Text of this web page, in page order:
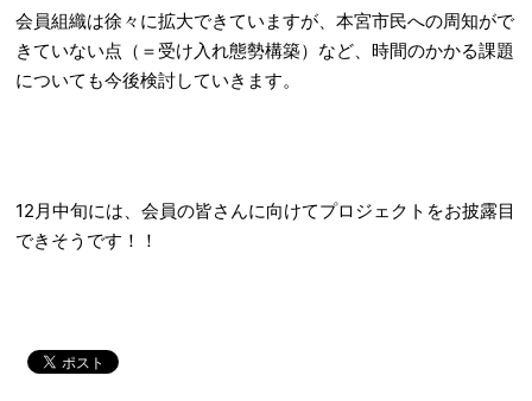
会員組織は徐々に拡大できていますが、本宮市民への周知がで
きていない点（＝受け入れ態勢構築）など、時間のかかる課題
についても今後検討していきます。
12月中旬には、会員の皆さんに向けてプロジェクトをお披露目
できそうです！！